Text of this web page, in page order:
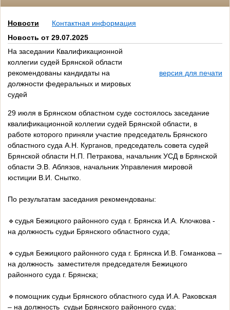
Новости
Контактная информация
Новость от 29.07.2025
На заседании Квалификационной
коллегии судей Брянской области
рекомендованы кандидаты на
должности федеральных и мировых
судей
версия для печати
29 июля в Брянском областном суде состоялось заседание
квалификационной коллегии судей Брянской области, в
работе которого приняли участие председатель Брянского
областного суда А.Н. Курганов, председатель совета судей
Брянской области Н.П. Петракова, начальник УСД в Брянской
области Э.В. Аблязов, начальник Управления мировой
юстиции В.И. Снытко.
По результатам заседания рекомендованы:
🔹судья Бежицкого районного суда г. Брянска И.А. Клочкова -
на должность судьи Брянского областного суда;
🔹судья Бежицкого районного суда г. Брянска И.В. Гоманкова –
на должность заместителя председателя Бежицкого
районного суда г. Брянска;
🔹помощник судьи Брянского областного суда И.А. Раковская
– на должность судьи Брянского районного суда;